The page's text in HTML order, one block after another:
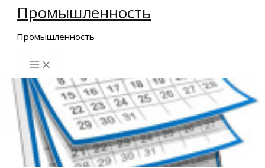
Перейти
содержимому
Промышленность
Промышленность